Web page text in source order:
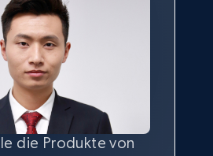
Biography, Awg
engagement rate,
Bio link, Predicted lang,
Gratis testen
die Produkte von
und